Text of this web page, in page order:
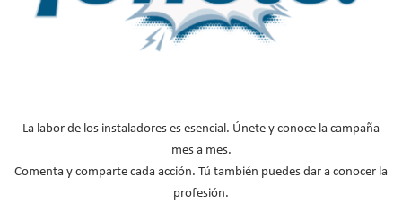
Nuestras portadas
Reportajes de mercado
Suscríbete a
nuestros boletines
La labor de los instaladores es esencial. Únete y conoce la campaña
mes a mes.
Comenta y comparte cada acción. Tú también puedes dar a conocer la
profesión.